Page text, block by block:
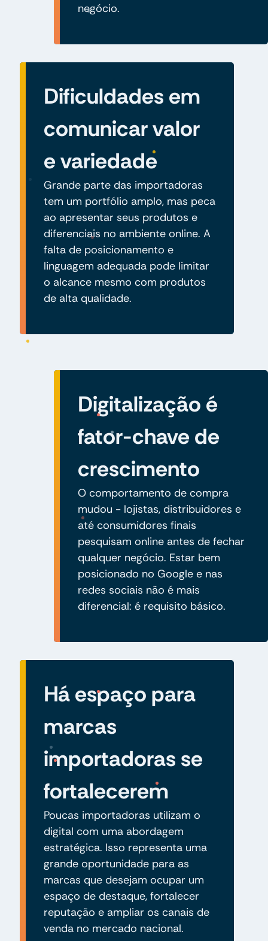
negócio.
Dificuldades em
comunicar valor
e variedade
Grande parte das importadoras
tem um portfólio amplo, mas peca
ao apresentar seus produtos e
diferenciais no ambiente online. A
falta de posicionamento e
linguagem adequada pode limitar
o alcance mesmo com produtos
de alta qualidade.
Digitalização é
fator-chave de
crescimento
O comportamento de compra
mudou - lojistas, distribuidores e
até consumidores finais
pesquisam online antes de fechar
qualquer negócio. Estar bem
posicionado no Google e nas
redes sociais não é mais
diferencial: é requisito básico.
Há espaço para
marcas
importadoras se
fortalecerem
Poucas importadoras utilizam o
digital com uma abordagem
estratégica. Isso representa uma
grande oportunidade para as
marcas que desejam ocupar um
espaço de destaque, fortalecer
reputação e ampliar os canais de
venda no mercado nacional.